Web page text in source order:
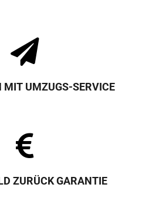
MIT UMZUGS-SERVICE
ZURÜCK GARANTIE